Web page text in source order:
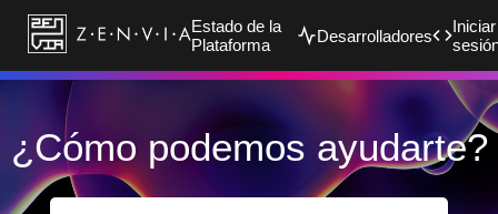
Estado de la
Plataforma
Desarrolladores
Iniciar
¿Cómo podemos ayudarte?